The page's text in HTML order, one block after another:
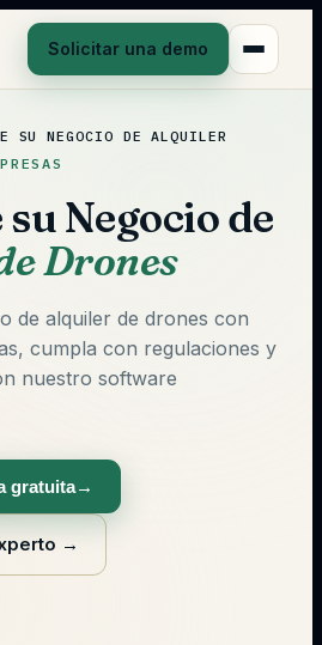
Solicitar una demo
SU NEGOCIO DE ALQUILER
Negocio de
Drones
de alquiler de drones con
cumpla con regulaciones y
nuestro software
gratuita→
→